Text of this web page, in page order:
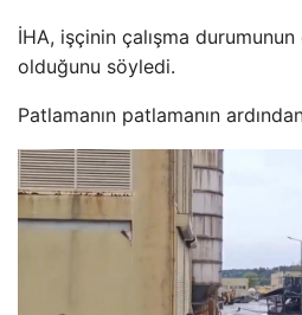
İHA, işçinin çalışma
olduğunu söyledi.
Patlamanın patlamanın